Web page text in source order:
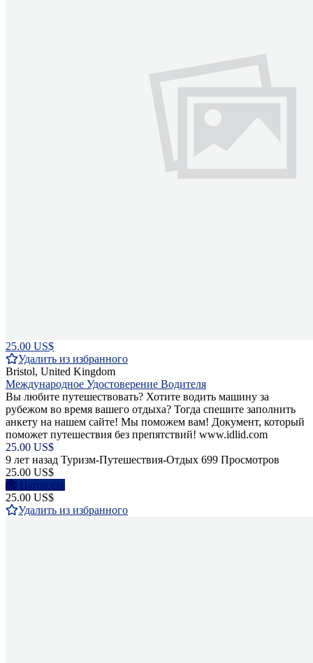
25.00 US$
Удалить из избранного
Bristol, United Kingdom
Международное Удостоверение Водителя
Вы любите путешествовать? Хотите водить машину за
рубежом во время вашего отдыха? Тогда спешите заполнить
анкету на нашем сайте! Мы поможем вам! Документ, который
поможет путешествия без препятствий! www.idlid.com
25.00 US$
9 лет назад Туризм-Путешествия-Отдых 699 Просмотров
25.00 US$
Написать
25.00 US$
Удалить из избранного